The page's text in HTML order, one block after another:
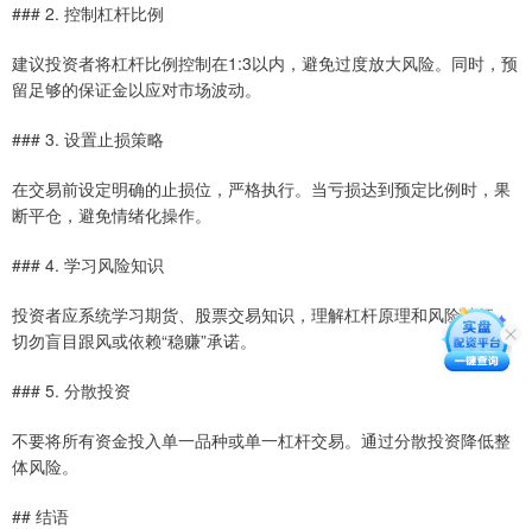
### 2. 控制杠杆比例
建议投资者将杠杆比例控制在1:3以内，避免过度放大风险。同时，预
留足够的保证金以应对市场波动。
### 3. 设置止损策略
在交易前设定明确的止损位，严格执行。当亏损达到预定比例时，果
断平仓，避免情绪化操作。
### 4. 学习风险知识
投资者应系统学习期货、股票交易知识，理解杠杆原理和风险特征。
切勿盲目跟风或依赖“稳赚”承诺。
### 5. 分散投资
不要将所有资金投入单一品种或单一杠杆交易。通过分散投资降低整
体风险。
## 结语